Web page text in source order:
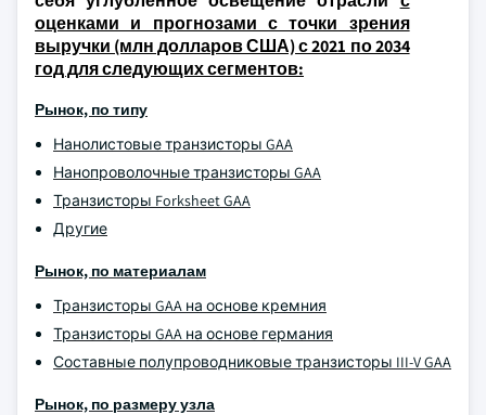
оценками и прогнозами с точки зрения
выручки (млн долларов США) с 2021 по 2034
год для следующих сегментов:
Рынок, по типу
Нанолистовые транзисторы GAA
Нанопроволочные транзисторы GAA
Транзисторы Forksheet GAA
Другие
Рынок, по материалам
Транзисторы GAA на основе кремния
Транзисторы GAA на основе германия
Составные полупроводниковые транзисторы III-V GAA
Рынок, по размеру узла